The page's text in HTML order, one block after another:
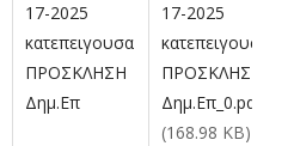
17-2025
κατεπειγουσα
ΠΡΟΣΚΛΗΣΗ
Δημ.Επ
17-2025
κατεπειγουσα
ΠΡΟΣΚΛΗΣΗ
Δημ.Επ_0.pdf
(168.98 KB)